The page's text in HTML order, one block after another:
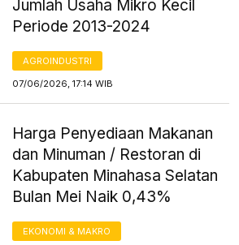
Jumlah Usaha Mikro Kecil
Periode 2013-2024
AGROINDUSTRI
07/06/2026, 17:14 WIB
Harga Penyediaan Makanan
dan Minuman / Restoran di
Kabupaten Minahasa Selatan
Bulan Mei Naik 0,43%
EKONOMI & MAKRO